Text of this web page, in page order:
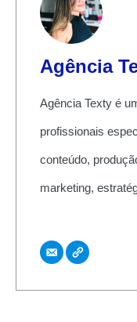
Agência
Agência Texty é
profissionais
conteúdo,
marketing,